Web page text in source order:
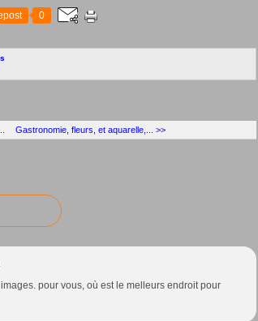
0
Gastronomie, fleurs, et aquarelle,... >>
pour vous, où est le melleurs endroit pour